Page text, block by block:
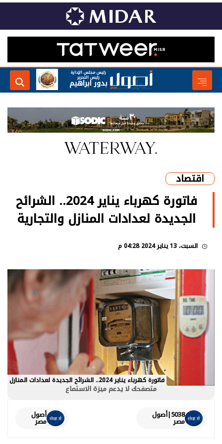
رئيس مجلس الإدارة
رئيس التحرير
بدور ابراهيم
اقتصاد
فاتورة كهرباء يناير 2024.. الشرائح
الجديدة لعدادات المنازل والتجارية
السبت، 13 يناير 2024 04:28 م
فاتورة كهرباء يناير 2024.. الشرائح الجديدة لعدادات المنازل
متصفحك لا يدعم ميزة الاستماع
5038|أصول
مصر
أصول
مصر